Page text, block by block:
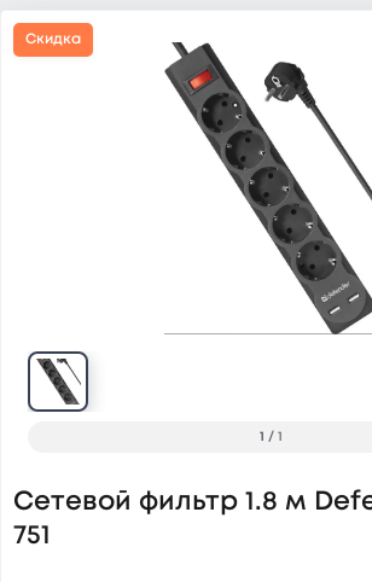
Скидка
1 / 1
Сетевой фильтр 1.8 м
751